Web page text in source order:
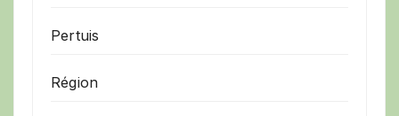
Pertuis
Région